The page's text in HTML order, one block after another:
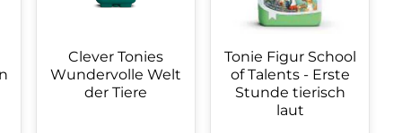
Clever Tonies
Wundervolle Welt
der Tiere
Tonie Figur School
of Talents - Erste
Stunde tierisch
laut